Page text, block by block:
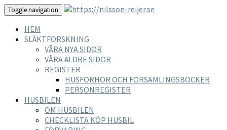
Toggle navigation
HEM
SLÄKTFORSKNING
VÅRA NYA SIDOR
VÅRA ÄLDRE SIDOR
REGISTER
HUSFÖRHÖR OCH FÖRSAMLINGSBÖCKER
PERSONREGISTER
HUSBILEN
OM HUSBILEN
CHECKLISTA KÖP HUSBIL